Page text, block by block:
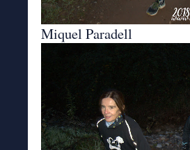
Miquel Paradell